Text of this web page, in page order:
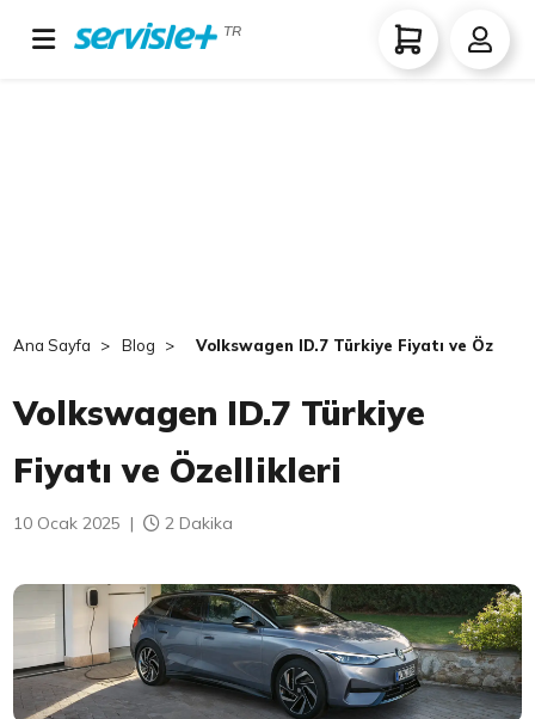
TR
Ana Sayfa Blog Volkswagen ID.7 Türkiye Fiyatı ve
Volkswagen ID.7 Türkiye
Fiyatı ve Özellikleri
10 Ocak 2025 | 2 Dakika